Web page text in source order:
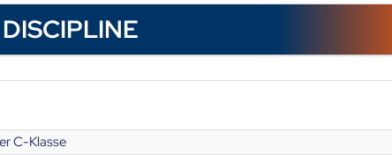
DISCIPLINE
C-Klasse